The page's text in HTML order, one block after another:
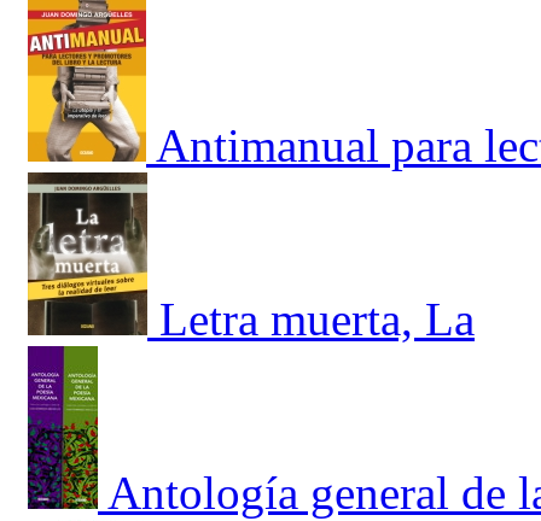
Antimanual para
Letra muerta, La
Antología general de